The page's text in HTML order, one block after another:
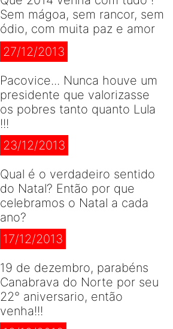
Sem mágoa, sem rancor, sem
ódio, com muita paz e amor
27/12/2013
Pacovice... Nunca houve um
presidente que valorizasse
os pobres tanto quanto Lula
!!!
23/12/2013
Qual é o verdadeiro sentido
do Natal? Então por que
celebramos o Natal a cada
ano?
17/12/2013
19 de dezembro, parabéns
Canabrava do Norte por seu
22° aniversario, então
venha!!!